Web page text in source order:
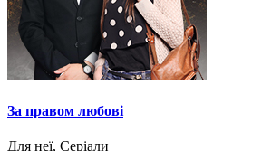
За правом любові
Для неї, Серіали